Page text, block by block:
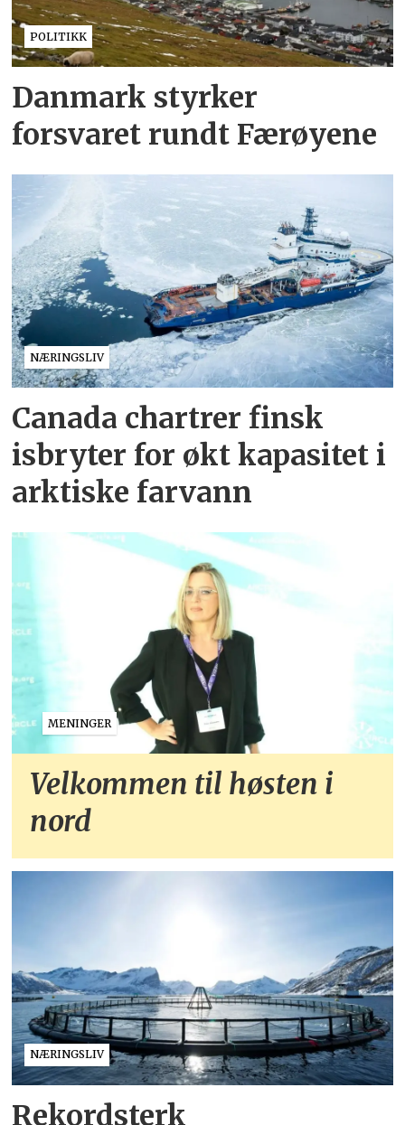
POLITIKK
Danmark styrker
forsvaret rundt Færøyene
NÆRINGSLIV
Canada chartrer finsk
isbryter for økt kapasitet i
arktiske farvann
MENINGER
Velkommen til høsten i
nord
NÆRINGSLIV
Rekordsterk